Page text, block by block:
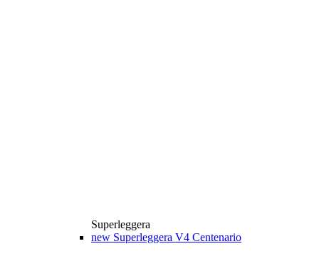
Superleggera
new Superleggera V4 Centenario